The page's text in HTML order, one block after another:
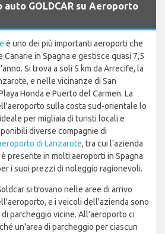
GOLDCAR su Aeroporto
è uno dei più importanti aeroporti che
in Spagna e gestisce quasi 7,5
Si trova a soli 5 km da Arrecife, la
e nelle vicinanze di San
Honda e Puerto del Carmen. La
sulla costa sud-orientale lo
per migliaia di turisti locali e
diverse compagnie di
di Lanzarote, tra cui l'azienda
presente in molti aeroporti in Spagna
i suoi prezzi di noleggio ragionevoli.
si trovano nelle aree di arrivo
e i veicoli dell'azienda sono
parcheggio vicine. All'aeroporto ci
un'area di parcheggio per ciascun